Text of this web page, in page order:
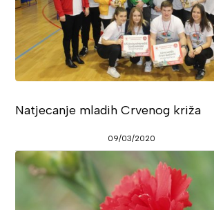
Natjecanje mladih Crvenog križa
09/03/2020